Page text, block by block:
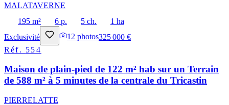
MALATAVERNE
195 m²
6 p. 5 ch.
1 ha
Exclusivité
12 photos325 000 €
Réf. 554
Maison de plain-pied de 122 m² hab sur un Terrain
de 588 m² à 5 minutes de la centrale du Tricastin
PIERRELATTE